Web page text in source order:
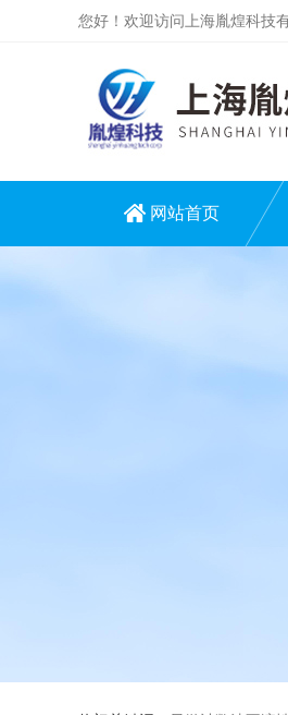
您好！欢迎访问上海胤煌科技
网站首页